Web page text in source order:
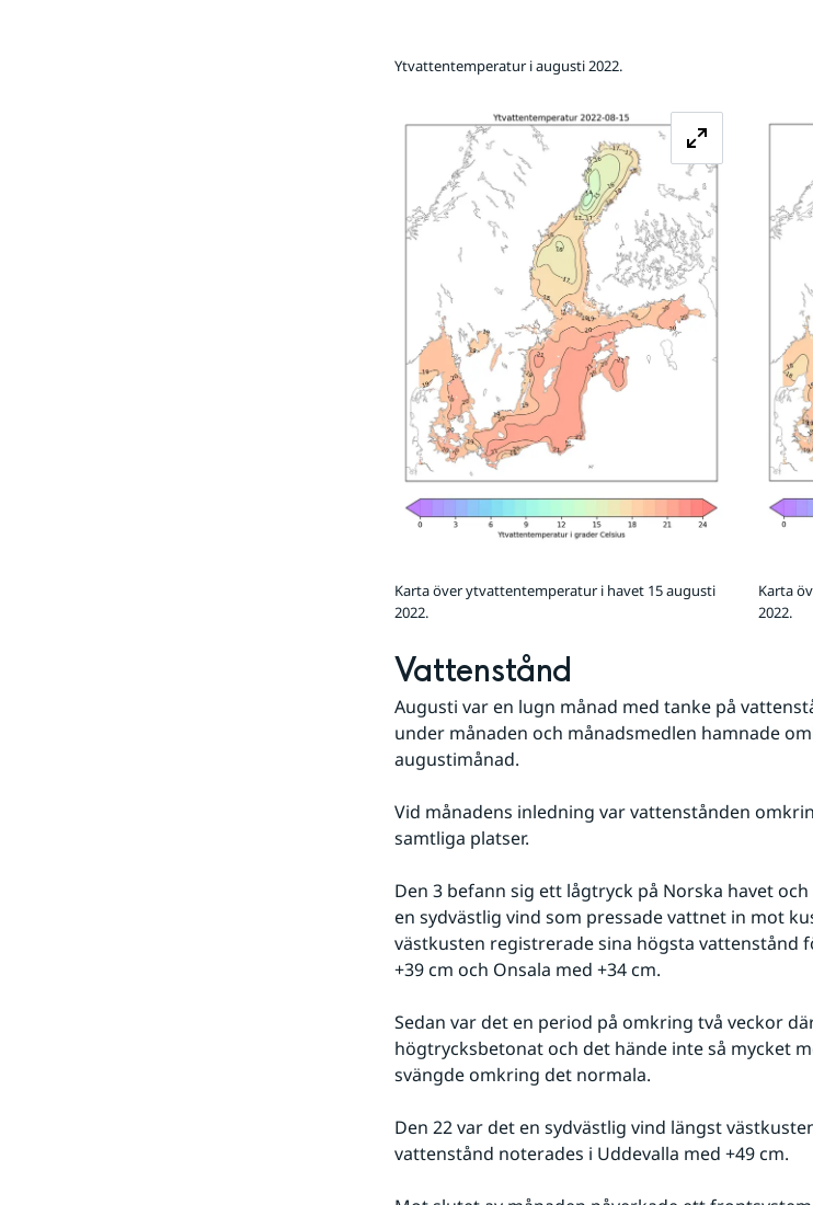
Ytvattentemperatur i augusti 2022.
Karta över ytvattentemperatur i havet 15 augusti
2022.
Karta
2022.
Vattenstånd
Augusti var en lugn månad med tanke på
under månaden och månadsmedlen hamnade
augustimånad.
Vid månadens inledning var vattenstånden
samtliga platser.
Den 3 befann sig ett lågtryck på Norska havet
en sydvästlig vind som pressade vattnet in mot
västkusten registrerade sina högsta vattenstånd
+39 cm och Onsala med +34 cm.
Sedan var det en period på omkring två veckor
högtrycksbetonat och det hände inte så mycket
svängde omkring det normala.
Den 22 var det en sydvästlig vind längst
vattenstånd noterades i Uddevalla med +49 cm.